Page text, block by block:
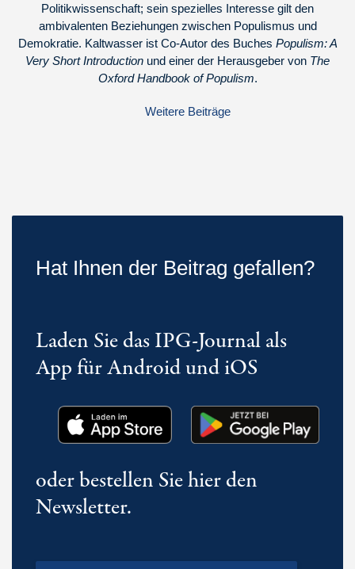
Politikwissenschaft; sein spezielles Interesse gilt den
ambivalenten Beziehungen zwischen Populismus und
Demokratie. Kaltwasser ist Co-Autor des Buches Populism: A
Very Short Introduction und einer der Herausgeber von The
Oxford Handbook of Populism.
Weitere Beiträge
Hat Ihnen der Beitrag gefallen?
Laden Sie das IPG-Journal als
App für Android und iOS
oder bestellen Sie hier den
Newsletter.